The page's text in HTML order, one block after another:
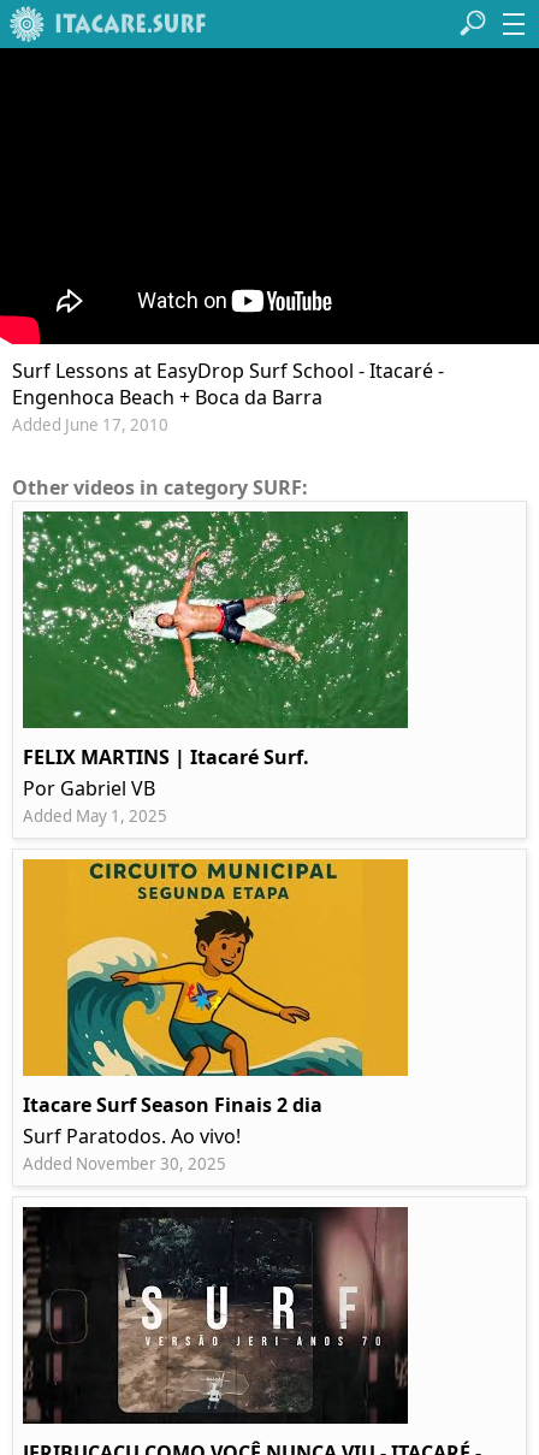
Surf Lessons at EasyDrop Surf School - Itacaré -
Engenhoca Beach + Boca da Barra
Added June 17, 2010
Other videos in category SURF:
FELIX MARTINS | Itacaré Surf.
Por Gabriel VB
Added May 1, 2025
Itacare Surf Season Finais 2 dia
Surf Paratodos. Ao vivo!
Added November 30, 2025